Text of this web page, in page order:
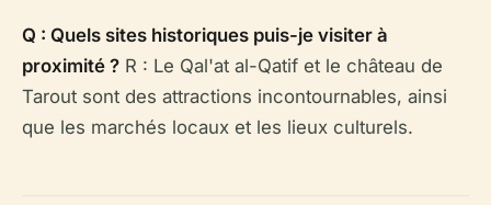
Q : Quels sites historiques puis-je visiter à
proximité ? R : Le Qal'at al-Qatif et le château de
Tarout sont des attractions incontournables, ainsi
que les marchés locaux et les lieux culturels.